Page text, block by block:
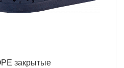
закрытые